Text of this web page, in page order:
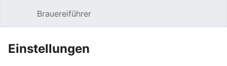
Brauereiführer
Einstellungen